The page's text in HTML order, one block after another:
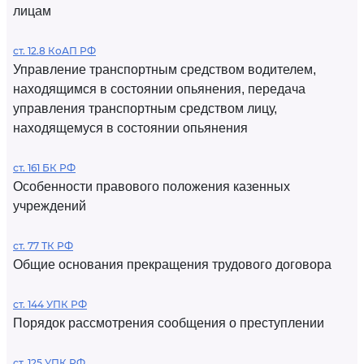
лицам
ст. 12.8 КоАП РФ
Управление транспортным средством водителем,
находящимся в состоянии опьянения, передача
управления транспортным средством лицу,
находящемуся в состоянии опьянения
ст. 161 БК РФ
Особенности правового положения казенных
учреждений
ст. 77 ТК РФ
Общие основания прекращения трудового договора
ст. 144 УПК РФ
Порядок рассмотрения сообщения о преступлении